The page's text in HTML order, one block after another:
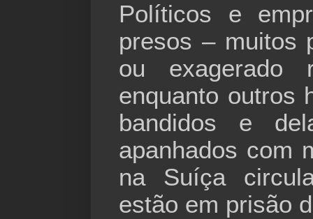
Políticos e
presos – muitos
ou exagerado
enquanto outros
bandidos e
apanhados com
na Suíça
estão em prisão